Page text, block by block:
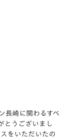
長崎に関わるすべ
とうございまし
をいただいたの